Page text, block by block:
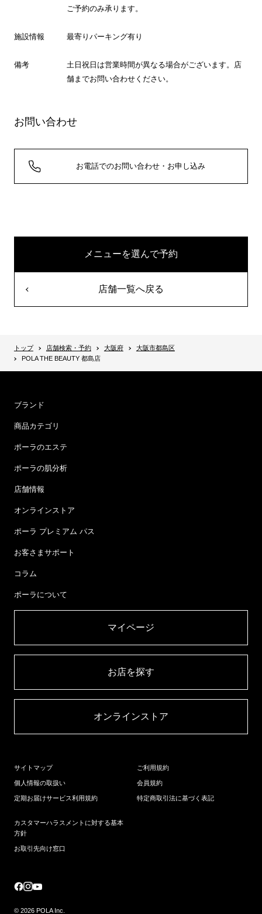
ご予約のみ承ります。
施設情報 最寄りパーキング有り
備考
土日祝日は営業時間が異なる場合がございます。店
舗までお問い合わせください。
お問い合わせ
お電話でのお問い合わせ・お申し込み
メニューを選んで予約
店舗一覧へ戻る
トップ 店舗検索・予約 大阪府
大阪市都島区
POLA THE BEAUTY 都島店
ブランド
商品カテゴリ
ポーラのエステ
ポーラの肌分析
店舗情報
オンラインストア
ポーラ プレミアム パス
お客さまサポート
コラム
ポーラについて
マイページ​
お店を探す​
オンラインストア​
サイトマップ
個人情報の取扱い
定期お届けサービス利用規約
ご利用規約
会員規約
特定商取引法に基づく表記
カスタマーハラスメントに対する基本
方針
お取引先向け窓口
© 2026 POLA Inc.